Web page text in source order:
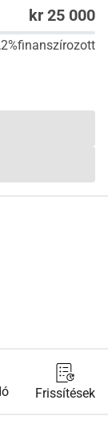
kr 25 000
finanszírozott
Frissítések